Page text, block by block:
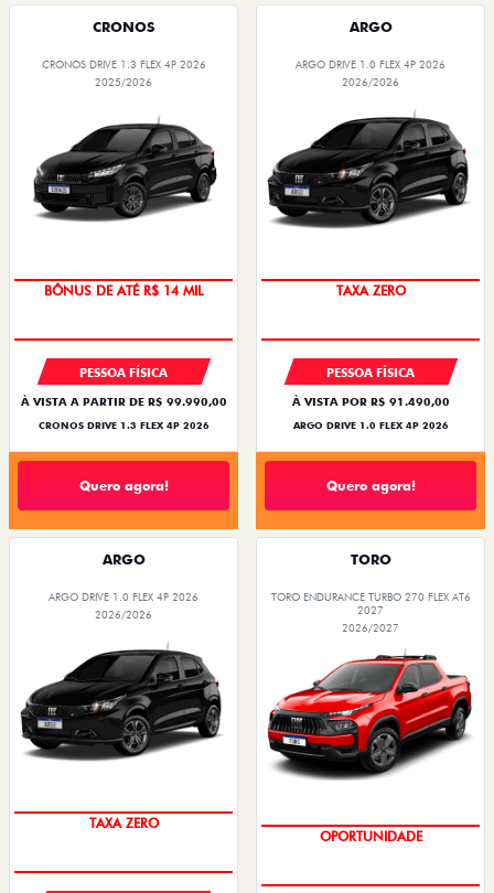
CRONOS
CRONOS DRIVE 1.3 FLEX 4P 2026
2025/2026
SUPERVALORIZAÇÃO DO USADO
PESSOA FÍSICA
À VISTA A PARTIR DE R$ 99.990,00
CRONOS DRIVE 1.3 FLEX 4P 2026
Quero agora!
ARGO
ARGO DRIVE 1.0 FLEX 4P 2026
2026/2026
SAIA DE FIAT 0KM
PESSOA FÍSICA
À VISTA POR R$ 91.490,00
ARGO DRIVE 1.0 FLEX 4P 2026
Quero agora!
ARGO
ARGO DRIVE 1.0 FLEX 4P 2026
2026/2026
SAIA DE FIAT 0KM
TORO
TORO ENDURANCE TURBO 270 FLEX AT6
2027
2026/2027
SUPERVALORIZAÇÃO DO USADO